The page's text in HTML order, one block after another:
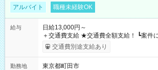
アルバイト 職種未経験OK
給与
日給13,000円～
＋交通費支給 ★交通費全額支給！ ┗案件により規定あり ★日払
いOK！（規定あり） ┗働いたその日に現
ンビニATMから 日払い分を引き落とせます！ 【試用期
交通費別途支給あり
勤務地
東京都町田市